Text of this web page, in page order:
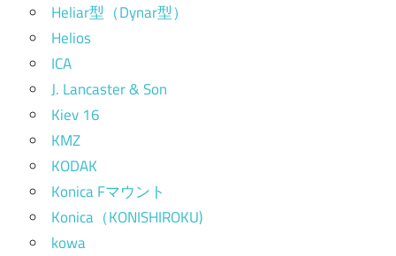
Heliar型（Dynar型）
Helios
ICA
J. Lancaster & Son
Kiev 16
KMZ
KODAK
Konica Fマウント
Konica（KONISHIROKU)
kowa